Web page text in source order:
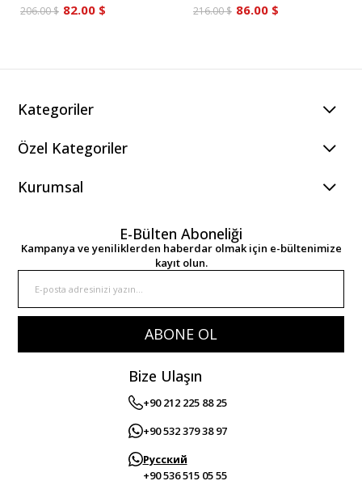
82.00 $
206.00 $ 86.00 $
216.00 $
Kategoriler
Özel Kategoriler
Kurumsal
E-Bülten Aboneliği
Kampanya ve yeniliklerden haberdar olmak için e-bültenimize
kayıt olun.
ABONE OL
Bize Ulaşın
+90 212 225 88 25
+90 532 379 38 97
Русский
+90 536 515 05 55